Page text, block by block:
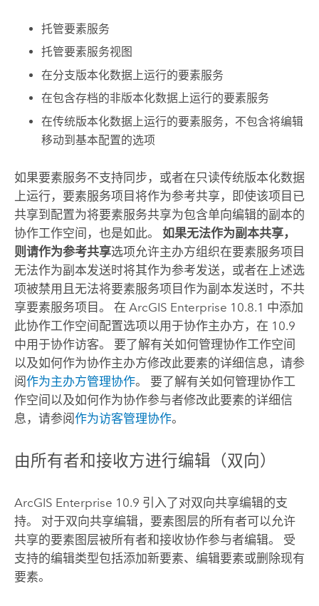
托管要素服务
托管要素服务视图
在分支版本化数据上运行的要素服务
在包含存档的非版本化数据上运行的要素服务
在传统版本化数据上运行的要素服务，不包含将编辑
移动到基本配置的选项
如果要素服务不支持同步，或者在只读传统版本化数据
上运行，要素服务项目将作为参考共享，即使该项目已
共享到配置为将要素服务共享为包含单向编辑的副本的
协作工作空间，也是如此。 如果无法作为副本共享，
则请作为参考共享选项允许主办方组织在要素服务项目
无法作为副本发送时将其作为参考发送，或者在上述选
项被禁用且无法将要素服务项目作为副本发送时，不共
享要素服务项目。 在 ArcGIS Enterprise 10.8.1 中添加
此协作工作空间配置选项以用于协作主办方，在 10.9
中用于协作访客。 要了解有关如何管理协作工作空间
以及如何作为协作主办方修改此要素的详细信息，请参
阅作为主办方管理协作。 要了解有关如何管理协作工
作空间以及如何作为协作参与者修改此要素的详细信
息，请参阅作为访客管理协作。
由所有者和接收方进行编辑（双向）
ArcGIS Enterprise 10.9 引入了对双向共享编辑的支
持。 对于双向共享编辑，要素图层的所有者可以允许
共享的要素图层被所有者和接收协作参与者编辑。 受
支持的编辑类型包括添加新要素、编辑要素或删除现有
要素。